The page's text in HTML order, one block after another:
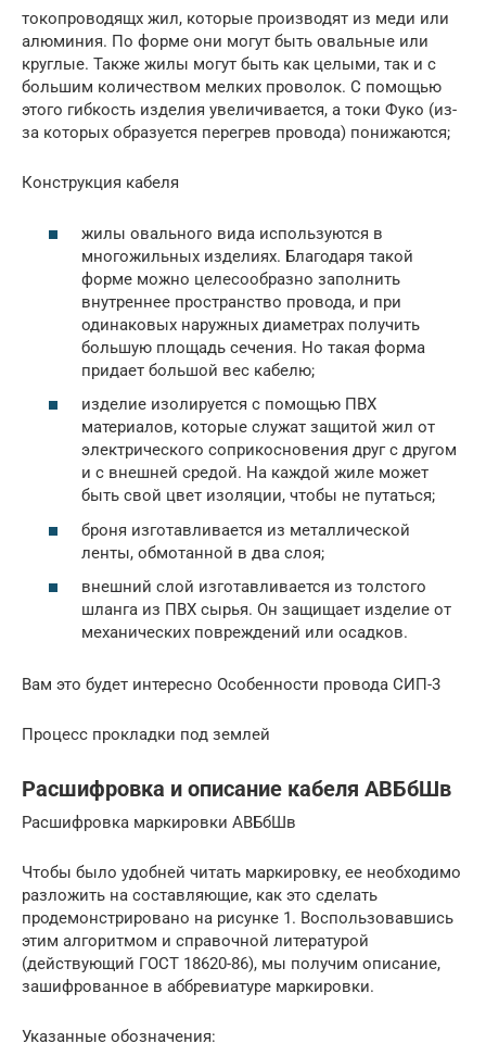
токопроводящх жил, которые производят из меди или
алюминия. По форме они могут быть овальные или
круглые. Также жилы могут быть как целыми, так и с
большим количеством мелких проволок. С помощью
этого гибкость изделия увеличивается, а токи Фуко (из-
за которых образуется перегрев провода) понижаются;
Конструкция кабеля
жилы овального вида используются в
многожильных изделиях. Благодаря такой
форме можно целесообразно заполнить
внутреннее пространство провода, и при
одинаковых наружных диаметрах получить
большую площадь сечения. Но такая форма
придает большой вес кабелю;
изделие изолируется с помощью ПВХ
материалов, которые служат защитой жил от
электрического соприкосновения друг с другом
и с внешней средой. На каждой жиле может
быть свой цвет изоляции, чтобы не путаться;
броня изготавливается из металлической
ленты, обмотанной в два слоя;
внешний слой изготавливается из толстого
шланга из ПВХ сырья. Он защищает изделие от
механических повреждений или осадков.
Вам это будет интересно Особенности провода СИП-3
Процесс прокладки под землей
Расшифровка и описание кабеля АВБбШв
Расшифровка маркировки АВБбШв
Чтобы было удобней читать маркировку, ее необходимо
разложить на составляющие, как это сделать
продемонстрировано на рисунке 1. Воспользовавшись
этим алгоритмом и справочной литературой
(действующий ГОСТ 18620-86), мы получим описание,
зашифрованное в аббревиатуре маркировки.
Указанные обозначения: